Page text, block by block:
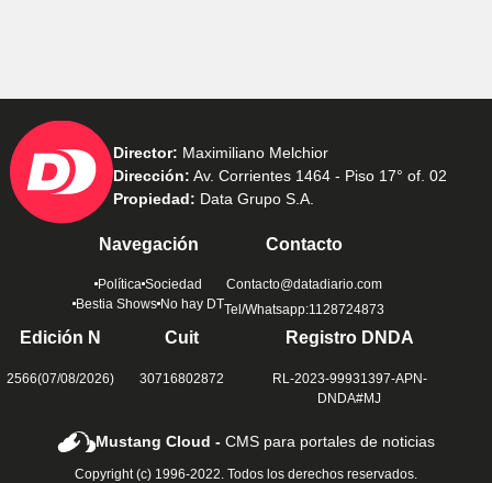
Director: Maximiliano Melchior
Dirección: Av. Corrientes 1464 - Piso 17° of. 02
Propiedad: Data Grupo S.A.
Navegación
Política Sociedad
Bestia Shows No hay DT
Contacto
Contacto@datadiario.com
Tel/Whatsapp:1128724873
Edición N
2566(07/08/2026)
Cuit
30716802872
Registro DNDA
RL-2023-99931397-APN-
DNDA#MJ
Mustang Cloud -CMS para portales de noticias
Copyright (c) 1996-2022. Todos los derechos reservados.